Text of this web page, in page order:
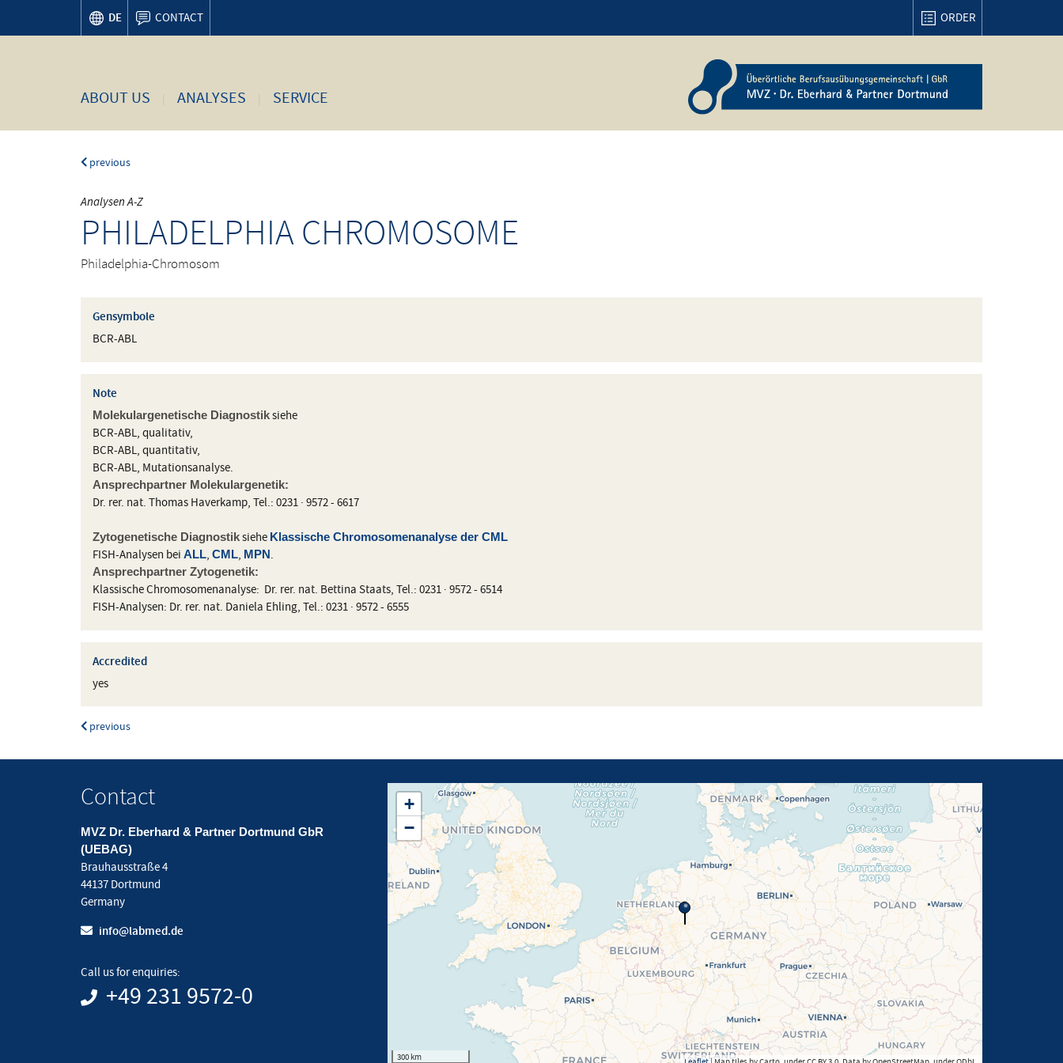
DE CONTACT ORDER
ABOUT US ANALYSES SERVICE
previous
Analysen A-Z
PHILADELPHIA CHROMOSOME
Philadelphia-Chromosom
Gensymbole
BCR-ABL
Note
Molekulargenetische Diagnostiksiehe
BCR-ABL, qualitativ,
BCR-ABL, quantitativ,
BCR-ABL, Mutationsanalyse.
Ansprechpartner Molekulargenetik:
Dr. rer. nat. Thomas Haverkamp, Tel.: 0231 · 9572 - 6617
Zytogenetische Diagnostiksiehe Klassische Chromosomenanalyse der CML
FISH-Analysen bei ALL, CML, MPN.
Ansprechpartner Zytogenetik:
Klassische Chromosomenanalyse: Dr. rer. nat. Bettina Staats, Tel.: 0231 · 9572 - 6514
FISH-Analysen: Dr. rer. nat. Daniela Ehling, Tel.: 0231 · 9572 - 6555
Accredited
yes
previous
Contact
MVZ Dr. Eberhard & Partner Dortmund GbR
(UEBAG)
Brauhausstraße 4
44137 Dortmund
Germany
info@labmed.de
Call us for enquiries:
+49 231 9572-0
+
−
300 km